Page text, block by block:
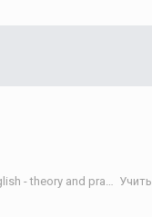
Теория и практика обучения английскому языку/Teaching English - theory and practice